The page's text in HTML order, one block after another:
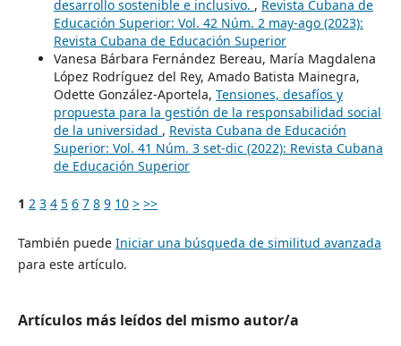
desarrollo sostenible e inclusivo. , Revista Cubana de
Educación Superior: Vol. 42 Núm. 2 may-ago (2023):
Revista Cubana de Educación Superior
Vanesa Bárbara Fernández Bereau, María Magdalena
López Rodríguez del Rey, Amado Batista Mainegra,
Odette González-Aportela, Tensiones, desafíos y
propuesta para la gestión de la responsabilidad social
de la universidad , Revista Cubana de Educación
Superior: Vol. 41 Núm. 3 set-dic (2022): Revista Cubana
de Educación Superior
1 2 3 4 5 6 7 8 9 10 > >>
También puede Iniciar una búsqueda de similitud avanzada
para este artículo.
Artículos más leídos del mismo autor/a